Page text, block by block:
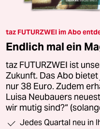
taz FUTURZWEI im Abo
Endlich mal ein
taz FUTURZWEI ist
Zukunft. Das Abo
nur 38 Euro. Zudem
Luisa Neubauers
wir mutig sind?“
Jedes Quartal neu in